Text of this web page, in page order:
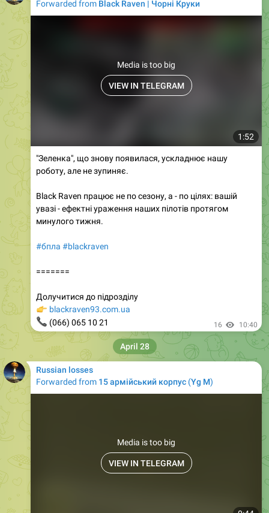
Forwarded from Black Raven | Чорні Круки
1:52
Media is too big
VIEW IN TELEGRAM
"Зеленка", що знову появилася, ускладнює нашу
роботу, але не зупиняє.
Black Raven працює не по сезону, а - по цілях: вашій
увазі - ефектні ураження наших пілотів протягом
минулого тижня.
#бпла #blackraven
=======
Долучитися до підрозділу
blackraven93.com.ua
(066) 065 10 21 16 10:40
Russian losses
Forwarded from 15 армійський корпус (Yg M)
Media is too big
VIEW IN TELEGRAM
April 28